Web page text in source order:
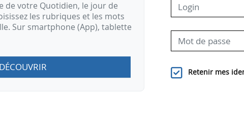
de votre Quotidien, le jour de
les rubriques et les mots
Sur smartphone (App), tablette
DÉCOUVRIR Retenir mes